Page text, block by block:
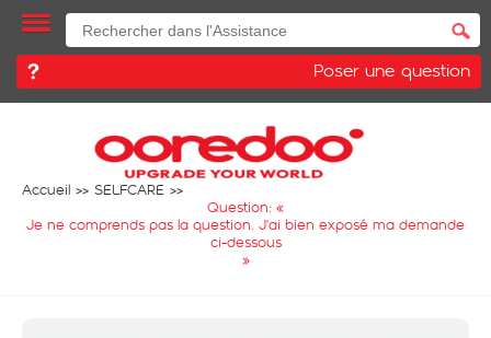
Poser une question
Accueil
SELFCARE
Question: «
Je ne comprends pas la question. J'ai bien exposé ma demande
ci-dessous
»